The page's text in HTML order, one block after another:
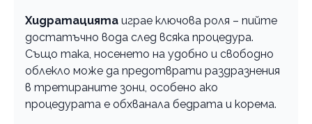
Хидратацията играе ключова роля – пийте
достатъчно вода след всяка процедура.
Също така, носенето на удобно и свободно
облекло може да предотврати раздразнения
в третираните зони, особено ако
процедурата е обхванала бедрата и корема.